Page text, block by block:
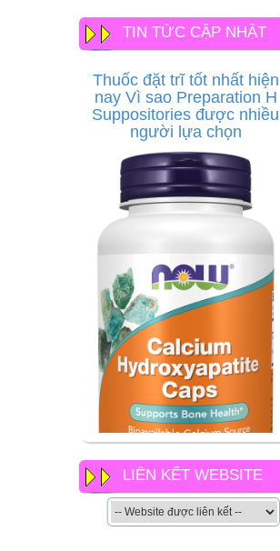
TIN TỨC CẬP NHẬT
nay Vì sao Preparation H
Suppositories được nhiều
người lựa chọn
NOW Calcium
Hydroxyapatite Caps có gì
khác so với các loại canxi
LIÊN KẾT WEBSITE